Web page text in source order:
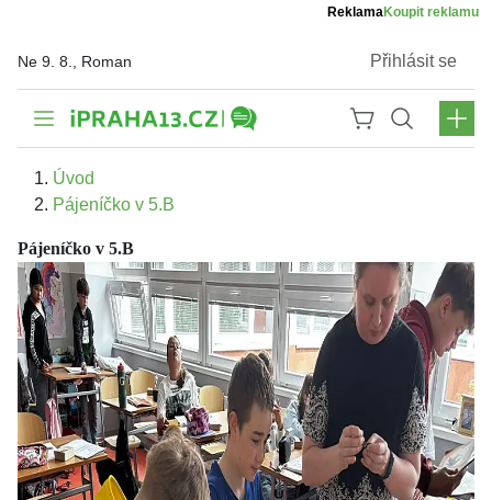
ReklamaKoupit reklamu
Ne 9. 8., Roman Přihlásit se
Úvod
Pájeníčko v 5.B
Pájeníčko v 5.B